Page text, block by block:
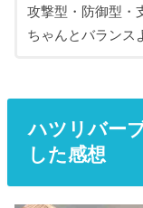
攻撃型・防御型・
ちゃんとバランス
ハツリバー
した感想